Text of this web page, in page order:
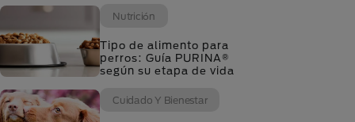
Nutrición
Tipo de alimento para
perros: Guía PURINA®
según su etapa de vida
Cuidado Y Bienestar